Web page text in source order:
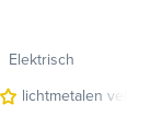
Elektrisch
lichtmetalen velgen